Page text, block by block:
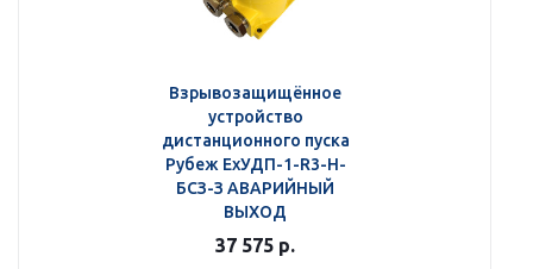
Взрывозащищённое
устройство
дистанционного пуска
Рубеж ЕхУДП-1-R3-Н-
БСЗ-З АВАРИЙНЫЙ
ВЫХОД
37 575 р.